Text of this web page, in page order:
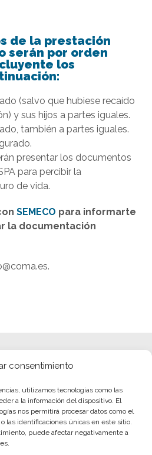
consentimiento
utilizamos tecnologías como las
a la información del dispositivo. El
nos permitirá procesar datos como el
las identificaciones únicas en este sitio.
puede afectar negativamente a
de la prestación
serán por orden
los
(salvo que hubiese recaído
y sus hijos a partes iguales.
también a partes iguales.
presentar los documentos
para percibir la
de vida.
SEMECO para informarte
la documentación